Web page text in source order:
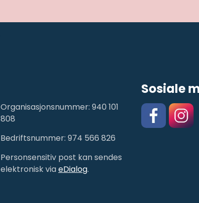
Organisasjonsnummer: 940 101
808
Bedriftsnummer: 974 566 826
Personsensitiv post kan sendes
elektronisk viaeDialog.
Sosiale